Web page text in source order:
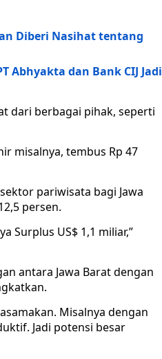
Diberi Nasihat tentang
Abhyakta dan Bank CIJ Jadi
dari berbagai pihak, seperti
misalnya, tembus Rp 47
pariwisata bagi Jawa
persen.
Surplus US$ 1,1 miliar,”
antara Jawa Barat dengan
Misalnya dengan
Jadi potensi besar